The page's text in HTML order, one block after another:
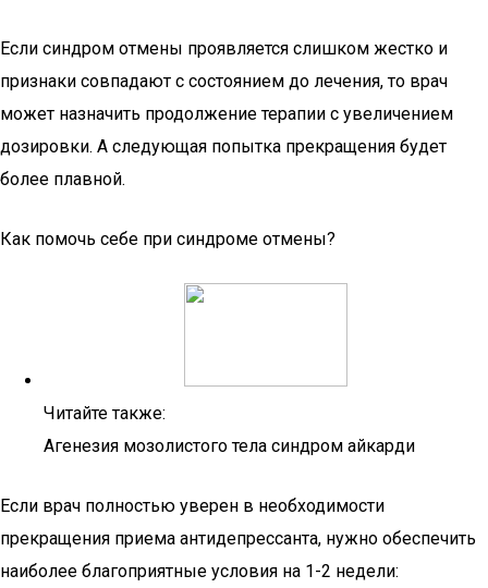
Если синдром отмены проявляется слишком жестко и
признаки совпадают с состоянием до лечения, то врач
может назначить продолжение терапии с увеличением
дозировки. А следующая попытка прекращения будет
более плавной.
Как помочь себе при синдроме отмены?
Читайте также:
Агенезия мозолистого тела синдром айкарди
Если врач полностью уверен в необходимости
прекращения приема антидепрессанта, нужно обеспечить
наиболее благоприятные условия на 1-2 недели: